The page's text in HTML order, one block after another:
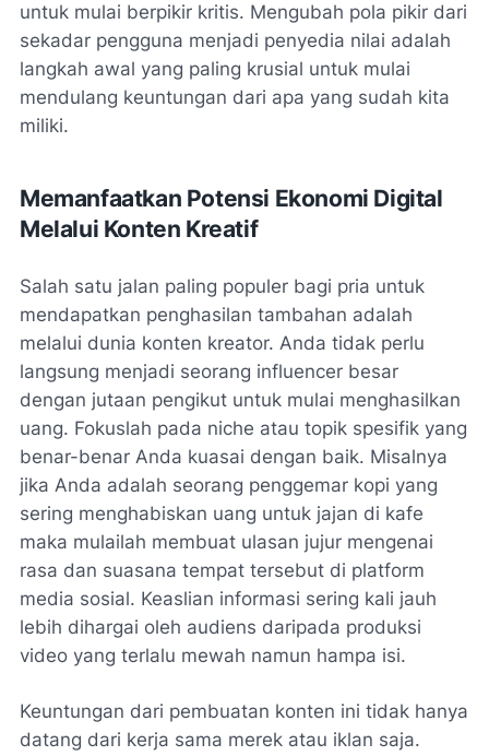
untuk mulai berpikir kritis. Mengubah pola pikir dari
sekadar pengguna menjadi penyedia nilai adalah
langkah awal yang paling krusial untuk mulai
mendulang keuntungan dari apa yang sudah kita
miliki.
Memanfaatkan Potensi Ekonomi Digital
Melalui Konten Kreatif
Salah satu jalan paling populer bagi pria untuk
mendapatkan penghasilan tambahan adalah
melalui dunia konten kreator. Anda tidak perlu
langsung menjadi seorang influencer besar
dengan jutaan pengikut untuk mulai menghasilkan
uang. Fokuslah pada niche atau topik spesifik yang
benar-benar Anda kuasai dengan baik. Misalnya
jika Anda adalah seorang penggemar kopi yang
sering menghabiskan uang untuk jajan di kafe
maka mulailah membuat ulasan jujur mengenai
rasa dan suasana tempat tersebut di platform
media sosial. Keaslian informasi sering kali jauh
lebih dihargai oleh audiens daripada produksi
video yang terlalu mewah namun hampa isi.
Keuntungan dari pembuatan konten ini tidak hanya
datang dari kerja sama merek atau iklan saja.